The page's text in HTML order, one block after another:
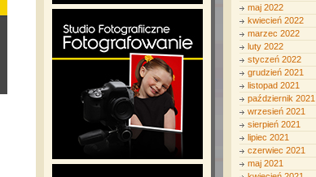
maj 2022
kwiecień 2022
marzec 2022
luty 2022
styczeń 2022
grudzień 2021
listopad 2021
październik 2021
wrzesień 2021
sierpień 2021
lipiec 2021
czerwiec 2021
maj 2021